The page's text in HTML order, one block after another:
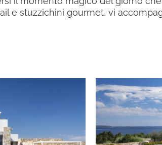
e stuzzichini gourmet, vi